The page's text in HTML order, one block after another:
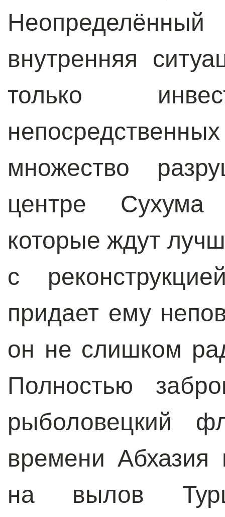
внутренняя
только
множество
центре Сухума
которые ждут
с
придает ему
он не слишком
Полностью
рыболовецкий
времени Абхазия
на вылов